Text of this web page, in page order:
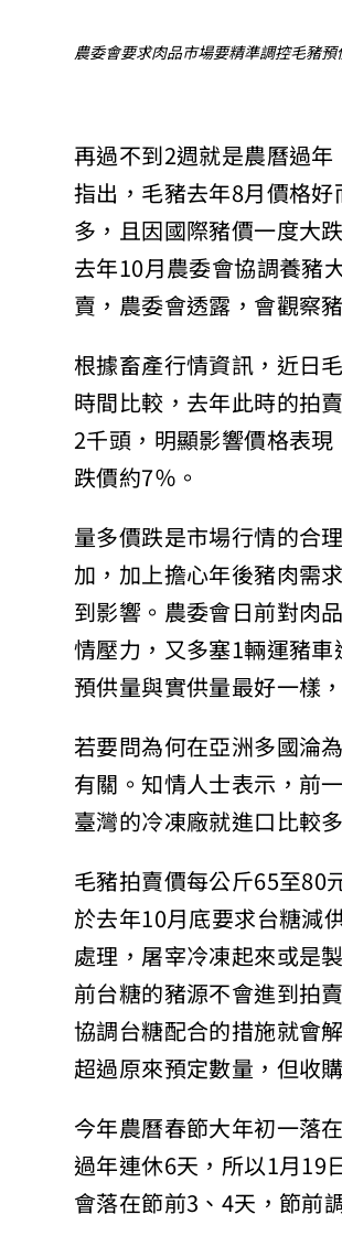
農委會要求肉品市場要精準調控毛豬
再過不到2週就是農曆過
指出，毛豬去年8月價格
多，且因國際豬價一度大
去年10月農委會協調養
賣，農委會透露，會觀察
根據畜產行情資訊，近日
時間比較，去年此時的拍
2千頭，明顯影響價格表
跌價約7％。
量多價跌是市場行情的合
加，加上擔心年後豬肉需
到影響。農委會日前對肉
情壓力，又多塞1輛運豬
預供量與實供量最好一樣
若要問為何在亞洲多國淪
有關。知情人士表示，前
臺灣的冷凍廠就進口比較
毛豬拍賣價每公斤65至
於去年10月底要求台糖減
處理，屠宰冷凍起來或是
前台糖的豬源不會進到拍
協調台糖配合的措施就會
超過原來預定數量，但收
今年農曆春節大年初一落
過年連休6天，所以1月
會落在節前3、4天，節前